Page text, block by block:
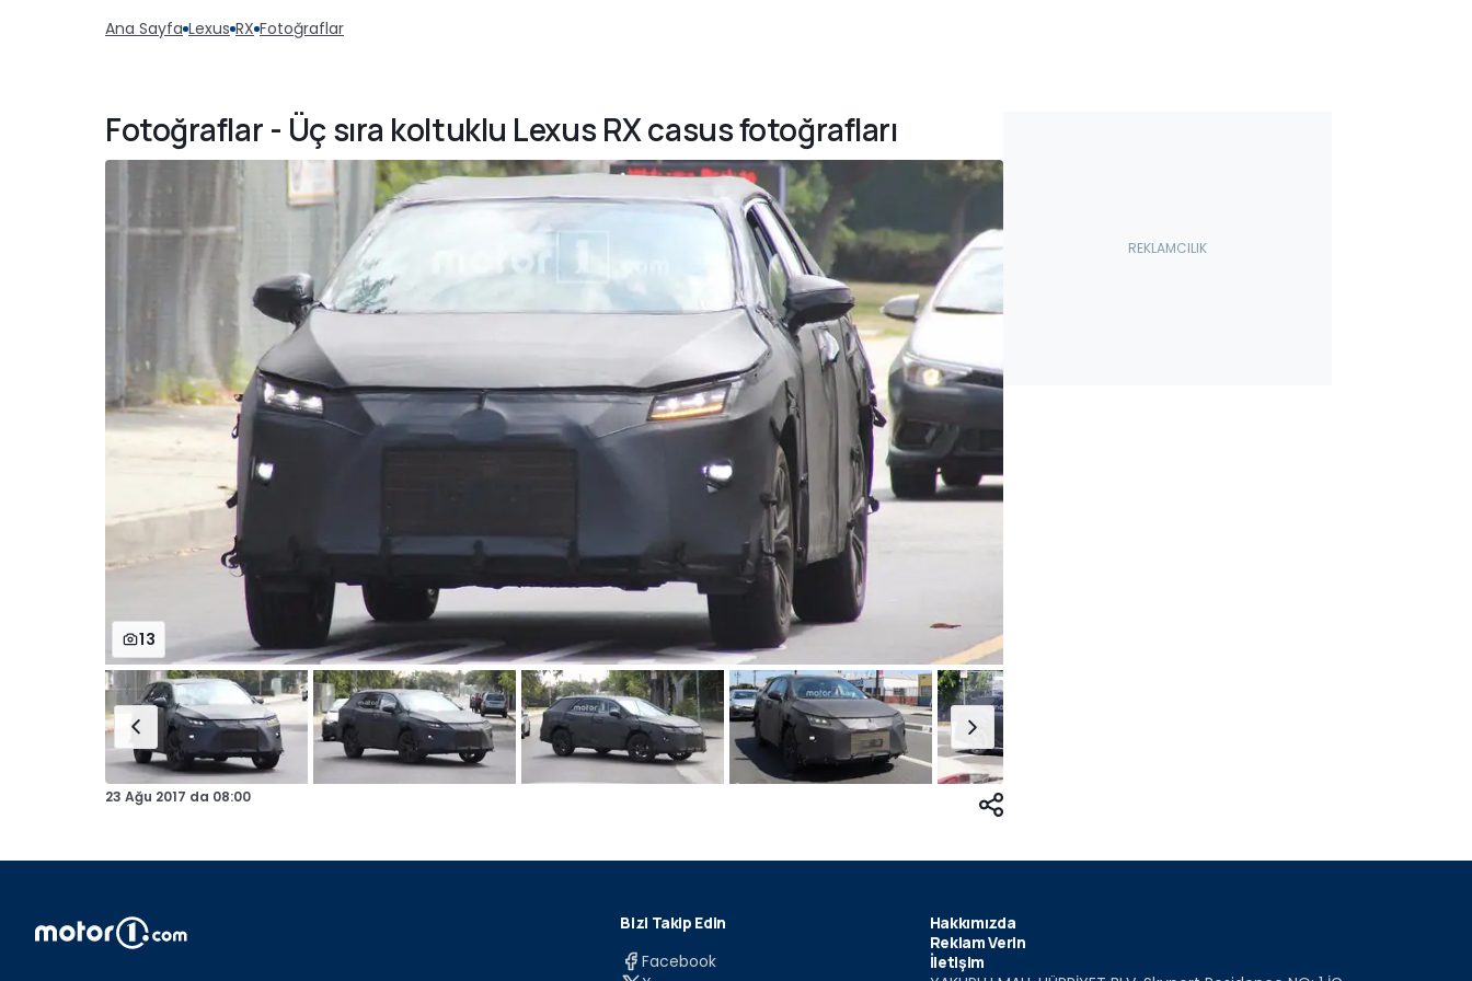
Ana Sayfa Lexus RX Fotoğraflar
Fotoğraflar - Üç sıra koltuklu Lexus RX casus fotoğrafları
13
23 Ağu 2017 da 08:00
Bizi Takip Edin
Facebook
Hakkımızda
Reklam Verin
İletişim